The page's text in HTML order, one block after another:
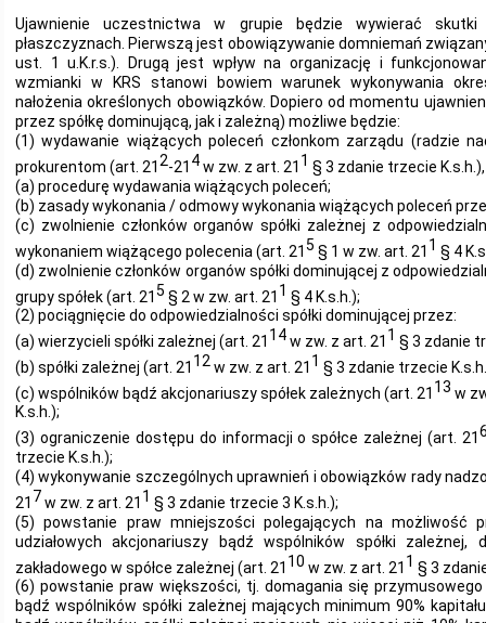
Ujawnienie uczestnictwa w grupie będzie wywierać
płaszczyznach. Pierwszą jest obowiązywanie domniemań
ust. 1 u.K.r.s.). Drugą jest wpływ na organizację i
wzmianki w KRS stanowi bowiem warunek wykonywania
nałożenia określonych obowiązków. Dopiero od momentu
przez spółkę dominującą, jak i zależną) możliwe będzie:
(1) wydawanie wiążących poleceń członkom zarządu (radzie
prokurentom (art. 212-21 4w zw. z art. 21 1 § 3 zdanie trzecie
(a) procedurę wydawania wiążących poleceń;
(b) zasady wykonania / odmowy wykonania wiążących poleceń
(c) zwolnienie członków organów spółki zależnej z
wykonaniem wiążącego polecenia (art. 215 § 1 w zw. art. 21 1 § 4
(d) zwolnienie członków organów spółki dominującej z
grupy spółek (art. 215 § 2 w zw. art. 21 1 § 4 K.s.h.);
(2) pociągnięcie do odpowiedzialności spółki dominującej przez:
(a) wierzycieli spółki zależnej (art. 21 14w zw. z art. 21 1 § 3 zdanie
(b) spółki zależnej (art. 21 12 w zw. z art. 21 1 § 3 zdanie trzecie
(c) wspólników bądź akcjonariuszy spółek zależnych (art. 21 13 w
K.s.h.);
(3) ograniczenie dostępu do informacji o spółce zależnej (art. 21
trzecie K.s.h.);
(4) wykonywanie szczególnych uprawnień i obowiązków rady
21 7w zw. z art. 21 1 § 3 zdanie trzecie 3 K.s.h.);
(5) powstanie praw mniejszości polegających na możliwość
udziałowych akcjonariuszy bądź wspólników spółki zależnej,
zakładowego w spółce zależnej (art. 21 10 w zw. z art. 21 1 § 3
(6) powstanie praw większości, tj. domagania się
bądź wspólników spółki zależnej mających minimum 90%